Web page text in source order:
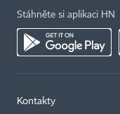
Stáhněte si aplikaci HN
Kontakty